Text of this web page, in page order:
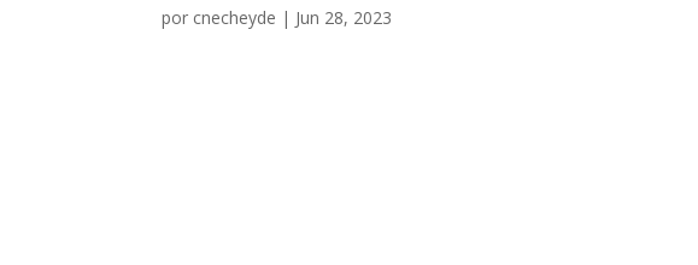
por cnecheyde | Jun 28, 2023